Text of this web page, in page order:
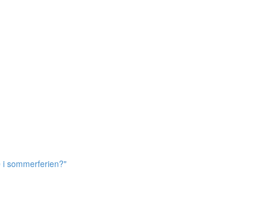
i sommerferien?"